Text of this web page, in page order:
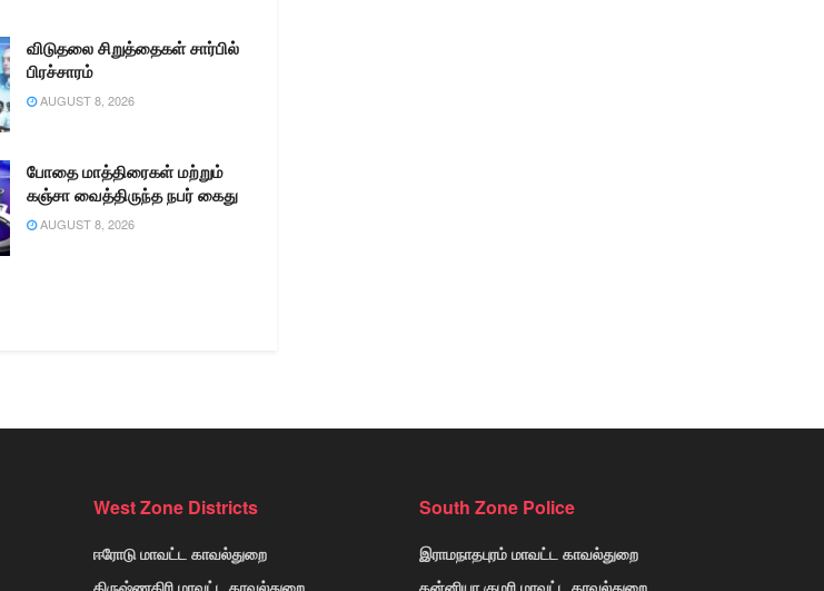
விடுதலை சிறுத்தைகள் சார்பில்
பிரச்சாரம்
AUGUST 8, 2026
போதை மாத்திரைகள் மற்றும்
கஞ்சா வைத்திருந்த நபர் கைது
AUGUST 8, 2026
West Zone Districts
ஈரோடு மாவட்ட காவல்துறை
கிருஷ்ணகிரி மாவட்ட காவல்துறை
South Zone Police
இராமநாதபுரம் மாவட்ட காவல்துறை
கன்னியா குமரி மாவட்ட காவல்துறை